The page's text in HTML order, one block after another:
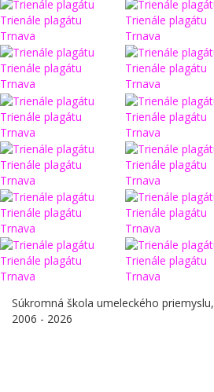
Trienále plagátu
Trnava
Trienále plagátu
Trnava
Trienále plagátu
Trnava
Trienále plagátu
Trnava
Trienále plagátu
Trnava
Trienále plagátu
Trnava
Trienále plagátu
Trnava
Trienále plagátu
Trnava
Trienále plagátu
Trnava
Trienále plagátu
Trnava
Trienále plagátu
Trnava
Trienále plagátu
Trnava
Súkromná škola umeleckého priemyslu,
2006 - 2026